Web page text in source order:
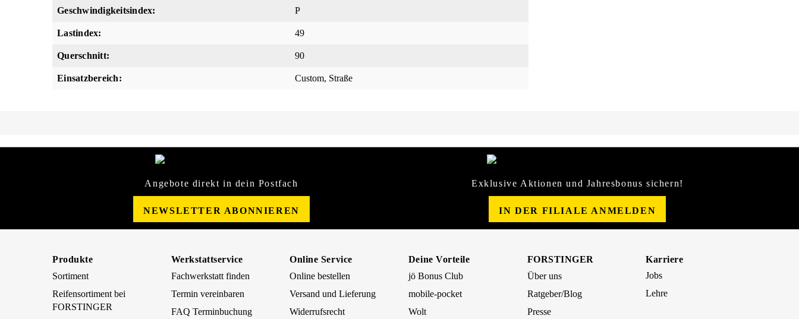
Geschwindigkeitsindex: P
Lastindex: 49
Querschnitt: 90
Einsatzbereich: Custom, Straße
Angebote direkt in dein Postfach
NEWSLETTER ABONNIEREN
Exklusive Aktionen und Jahresbonus sichern!
IN DER FILIALE ANMELDEN
Produkte
Sortiment
Reifensortiment bei
FORSTINGER
Werkstattservice
Fachwerkstatt finden
Termin vereinbaren
FAQ Terminbuchung
Online Service
Online bestellen
Versand und Lieferung
Widerrufsrecht
Deine Vorteile
jö Bonus Club
mobile-pocket
Wolt
FORSTINGER
Über uns
Ratgeber/Blog
Presse
Karriere
Jobs
Lehre